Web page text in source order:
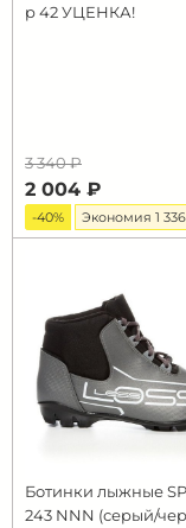
р 42 УЦЕНКА!
-40% Экономия 1
3 340 ₽
2 004 ₽
Ботинки лыжные
243 NNN (серый/